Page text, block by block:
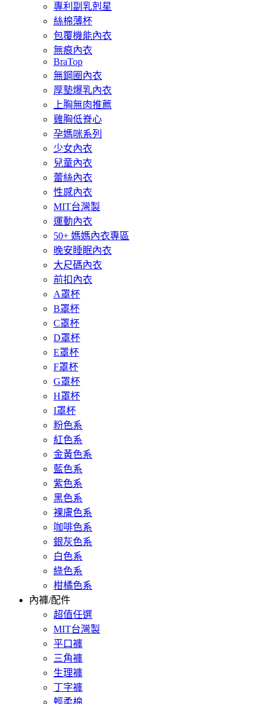
專利副乳剋星
絲棉薄杯
包覆機能內衣
無痕內衣
BraTop
無鋼圈內衣
厚墊爆乳內衣
上胸無肉推薦
雞胸低脊心
孕媽咪系列
少女內衣
兒童內衣
蕾絲內衣
性感內衣
MIT台灣製
運動內衣
50+ 媽媽內衣專區
晚安睡眠內衣
大尺碼內衣
前扣內衣
A罩杯
B罩杯
C罩杯
D罩杯
E罩杯
F罩杯
G罩杯
H罩杯
I罩杯
粉色系
紅色系
金黃色系
藍色系
紫色系
黑色系
裸膚色系
咖啡色系
銀灰色系
白色系
綠色系
柑橘色系
內褲/配件
超值任選
MIT台灣製
平口褲
三角褲
生理褲
丁字褲
輕柔棉